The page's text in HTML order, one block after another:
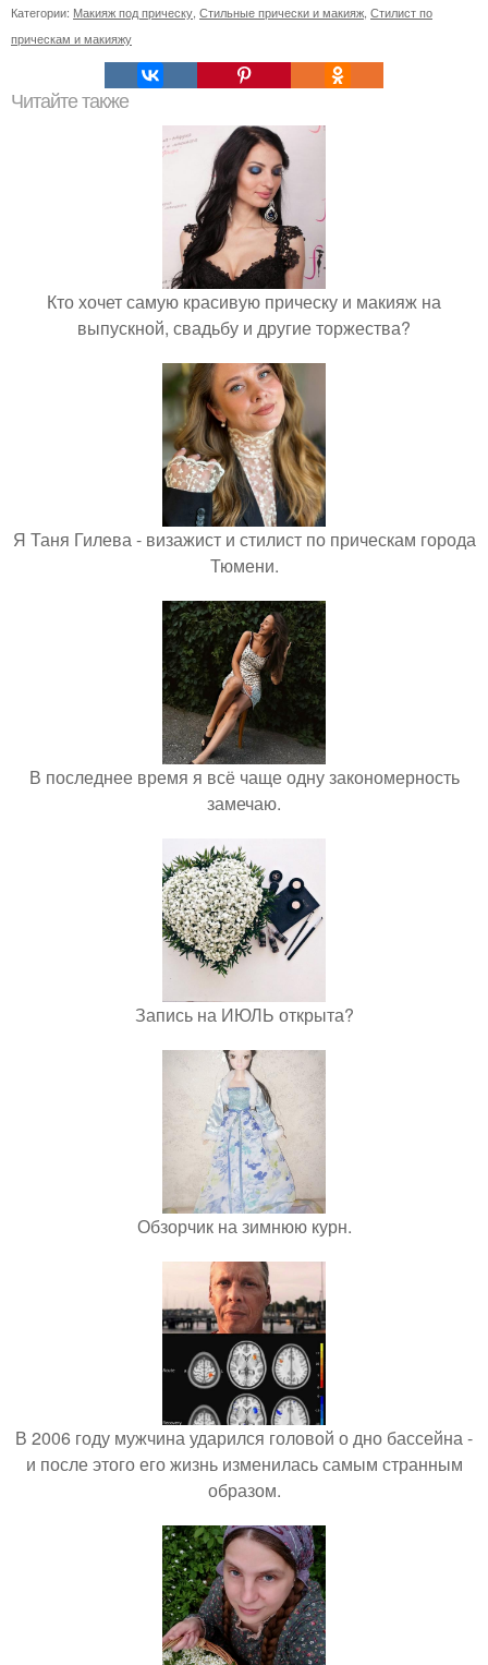
Категории: Макияж под прическу Стильные прически и макияж Стилист по
прическам и макияжу
Читайте также
Кто хочет самую красивую прическу и макияж на
выпускной, свадьбу и другие торжества?
Я Таня Гилева - визажист и стилист по прическам города
Тюмени.
В последнее время я всё чаще одну закономерность
замечаю.
Запись на ИЮЛЬ открыта?
Обзорчик на зимнюю курн.
В 2006 году мужчина ударился головой о дно бассейна -
и после этого его жизнь изменилась самым странным
образом.